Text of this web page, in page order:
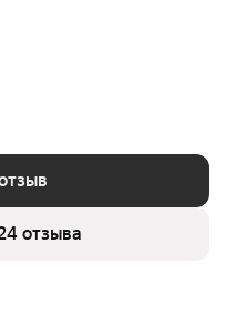
на возведении
осуществляет
включая
объектов
свою деятельность 5
отзыва